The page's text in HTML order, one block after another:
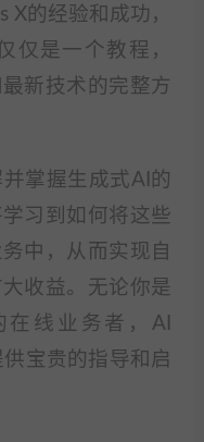
X的经验和成功，
仅是一个教程，
新技术的完整方
掌握生成式AI的
习到如何将这些
中，从而实现自
收益。无论你是
线业务者，AI
宝贵的指导和启